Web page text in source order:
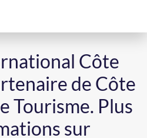
Côte
de Côte
Tourisme. Plus
sur